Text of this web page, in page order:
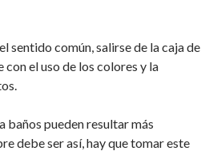
sentido común, salirse de la caja de
el uso de los colores y la
baños pueden resultar más
debe ser así, hay que tomar este